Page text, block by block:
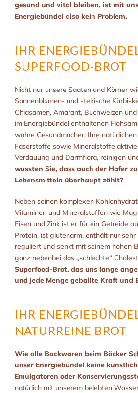
gesund und vital bleiben, ist mit
Energiebündel also kein Problem.
IHR
SUPERFOOD-BROT
Nicht nur unsere Saaten und Körner
Sonnenblumen- und steirische
Chiasamen, Amarant, Buchweizen
im Energiebündel enthaltenen
wahre Gesundmacher: Ihre
Faserstoffe sowie Mineralstoffe
Verdauung und Darmflora, reinigen
wussten Sie, dass auch der Hafer
Lebensmitteln überhaupt zählt?
Neben seinen komplexen
Vitaminen und Mineralstoffen wie
Eisen und Zink ist er für ein Getreide
Protein, ist glutenarm, enthält nur
reguliert und senkt mit seinem hohen
ganz nebenbei das „schlechte“
Superfood-Brot, das uns lange
und jede Menge geballte Kraft und
IHR
NATURREINE BROT
Wie alle Backwaren beim Bäcker
unser Energiebündel keine
Emulgatoren oder
natürlich mit unserem belebten